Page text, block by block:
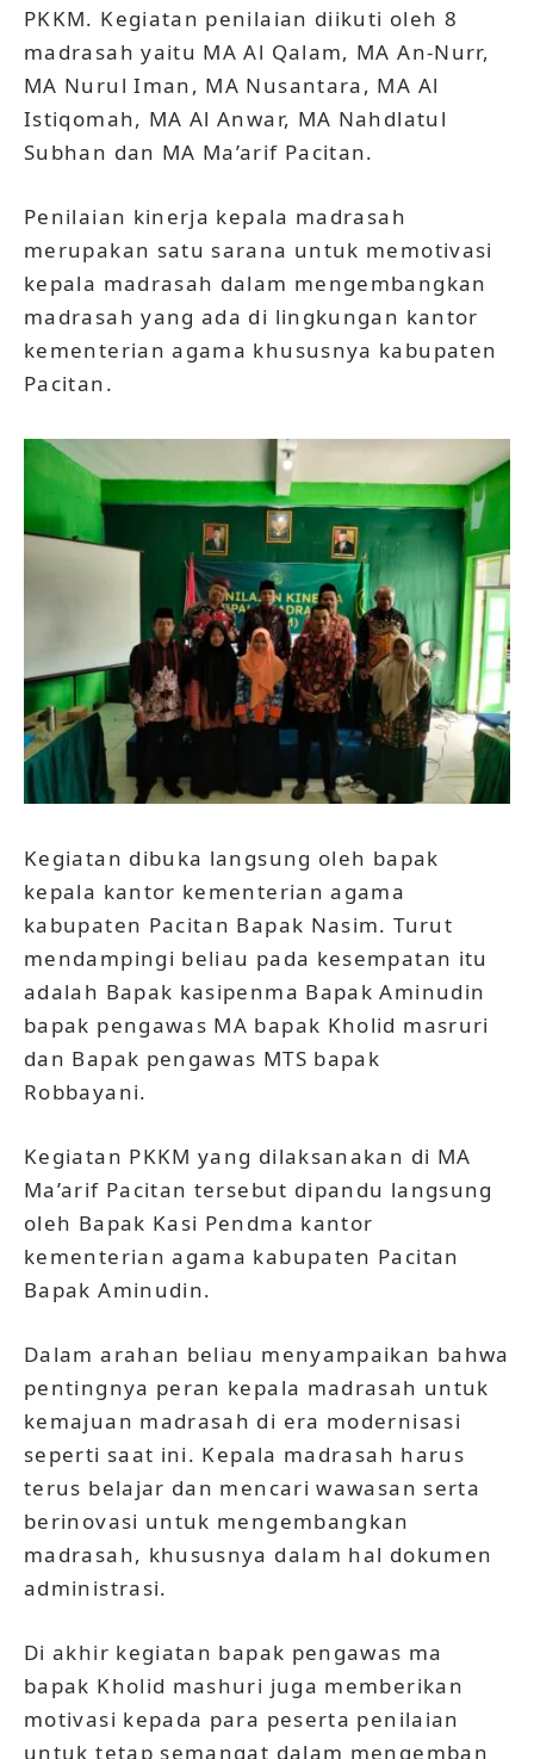
PKKM. Kegiatan penilaian diikuti oleh 8
madrasah yaitu MA Al Qalam, MA An-Nurr,
MA Nurul Iman, MA Nusantara, MA Al
Istiqomah, MA Al Anwar, MA Nahdlatul
Subhan dan MA Ma’arif Pacitan.
Penilaian kinerja kepala madrasah
merupakan satu sarana untuk memotivasi
kepala madrasah dalam mengembangkan
madrasah yang ada di lingkungan kantor
kementerian agama khususnya kabupaten
Pacitan.
Kegiatan dibuka langsung oleh bapak
kepala kantor kementerian agama
kabupaten Pacitan Bapak Nasim. Turut
mendampingi beliau pada kesempatan itu
adalah Bapak kasipenma Bapak Aminudin
bapak pengawas MA bapak Kholid masruri
dan Bapak pengawas MTS bapak
Robbayani.
Kegiatan PKKM yang dilaksanakan di MA
Ma’arif Pacitan tersebut dipandu langsung
oleh Bapak Kasi Pendma kantor
kementerian agama kabupaten Pacitan
Bapak Aminudin.
Dalam arahan beliau menyampaikan bahwa
pentingnya peran kepala madrasah untuk
kemajuan madrasah di era modernisasi
seperti saat ini. Kepala madrasah harus
terus belajar dan mencari wawasan serta
berinovasi untuk mengembangkan
madrasah, khususnya dalam hal dokumen
administrasi.
Di akhir kegiatan bapak pengawas ma
bapak Kholid mashuri juga memberikan
motivasi kepada para peserta penilaian
untuk tetap semangat dalam mengemban